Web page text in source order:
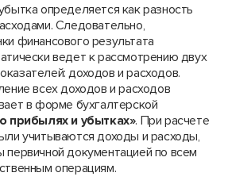
определяется как разность
Следовательно,
финансового результата
ведет к рассмотрению двух
доходов и расходов.
всех доходов и расходов
в форме бухгалтерской
прибылях и убытках». При расчете
учитываются доходы и расходы,
документацией по всем
операциям.